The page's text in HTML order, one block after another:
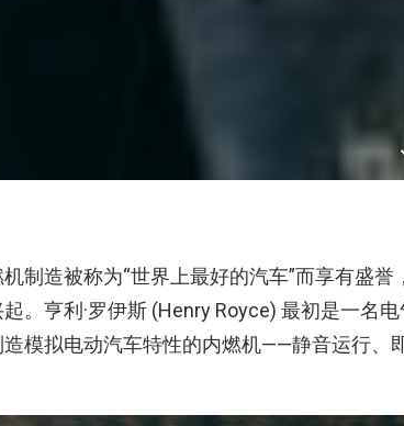
制造被称为“世界上最好的汽车”而享有盛
。亨利·罗伊斯 (Henry Royce) 最初是一名
模拟电动汽车特性的内燃机——静音运行、